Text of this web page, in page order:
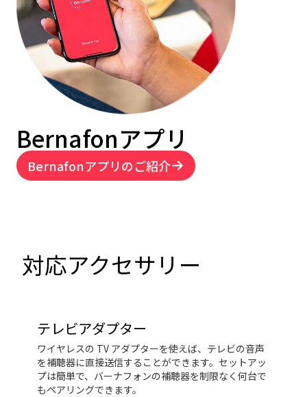
Bernafonアプリ
Bernafonアプリのご紹介
対応アクセサリー
テレビアダプター
ワイヤレスの TV アダプターを使えば、テレビの音声
を補聴器に直接送信することができます。セットアッ
プは簡単で、バーナフォンの補聴器を制限なく何台で
もペアリングできます。